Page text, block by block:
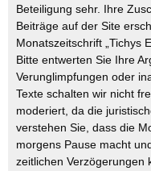
Beteiligung sehr. Ihre
Beiträge auf der Site
Monatszeitschrift „Tichys
Bitte entwerten Sie Ihre
Verunglimpfungen oder
Texte schalten wir nicht
moderiert, da die
verstehen Sie, dass die
morgens Pause macht
zeitlichen Verzögerungen